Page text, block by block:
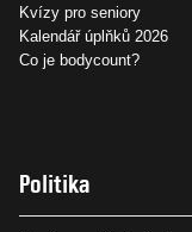
Kvízy pro seniory
Kalendář úplňků 2026
Co je bodycount?
Politika